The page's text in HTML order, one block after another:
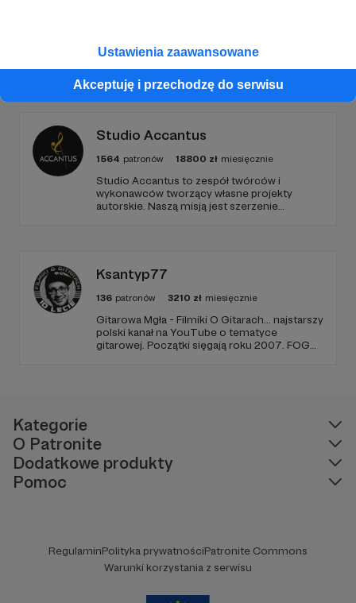
Ustawienia zaawansowane
Akceptuję i przechodzę do serwisu
Promowani autorzy
Studio Accantus
1564 patronów 18800 zł miesięcznie
Studio Accantus to zespół twórców i
wykonawców tworzący własne projekty
autorskie. Naszą misją jest szerzenie
Ksantyp77
136 patronów 3210 zł miesięcznie
Gitarowa Mgła - Filmiki O Gitarach... najstarszy
polski kanał na YouTube o tematyce
gitarowej. Początki sięgają roku 2007. FOG
Kategorie
O Patronite
Dodatkowe produkty
Pomoc
RegulaminPolityka prywatnościPatronite Commons
Warunki korzystania z serwisu